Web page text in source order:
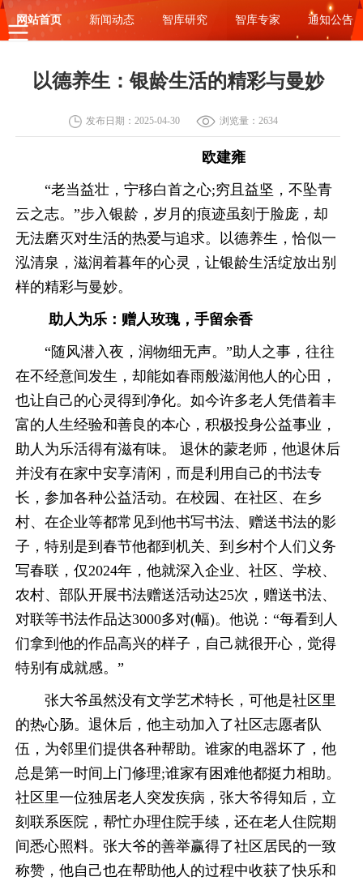
网站首页 新闻动态 智库研究 智库专家 通知公告
以德养生：银龄生活的精彩与曼妙
发布日期：2025-04-30 浏览量：2634
欧建雍
“老当益壮，宁移白首之心;穷且益坚，不坠青
云之志。”步入银龄，岁月的痕迹虽刻于脸庞，却
无法磨灭对生活的热爱与追求。以德养生，恰似一
泓清泉，滋润着暮年的心灵，让银龄生活绽放出别
样的精彩与曼妙。
助人为乐：赠人玫瑰，手留余香
“随风潜入夜，润物细无声。”助人之事，往往
在不经意间发生，却能如春雨般滋润他人的心田，
也让自己的心灵得到净化。如今许多老人凭借着丰
富的人生经验和善良的本心，积极投身公益事业，
助人为乐活得有滋有味。 退休的蒙老师，他退休后
并没有在家中安享清闲，而是利用自己的书法专
长，参加各种公益活动。在校园、在社区、在乡
村、在企业等都常见到他书写书法、赠送书法的影
子，特别是到春节他都到机关、到乡村个人们义务
写春联，仅2024年，他就深入企业、社区、学校、
农村、部队开展书法赠送活动达25次，赠送书法、
对联等书法作品达3000多对(幅)。他说：“每看到人
们拿到他的作品高兴的样子，自己就很开心，觉得
特别有成就感。”
张大爷虽然没有文学艺术特长，可他是社区里
的热心肠。退休后，他主动加入了社区志愿者队
伍，为邻里们提供各种帮助。谁家的电器坏了，他
总是第一时间上门修理;谁家有困难他都挺力相助。
社区里一位独居老人突发疾病，张大爷得知后，立
刻联系医院，帮忙办理住院手续，还在老人住院期
间悉心照料。张大爷的善举赢得了社区居民的一致
称赞，他自己也在帮助他人的过程中收获了快乐和